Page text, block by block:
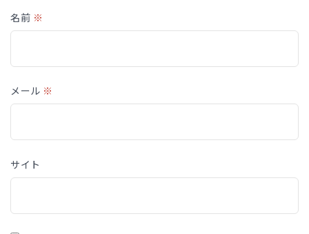
名前 ※
メール ※
サイト